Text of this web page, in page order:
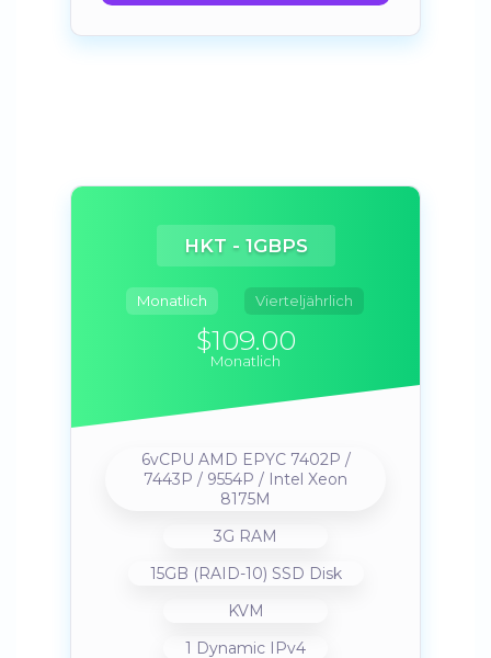
HKT - 1GBPS
Monatlich Vierteljährlich
$109.00
Monatlich
6vCPU AMD EPYC 7402P /
7443P / 9554P / Intel Xeon
8175M
3G RAM
15GB (RAID-10) SSD Disk
KVM
1 Dynamic IPv4